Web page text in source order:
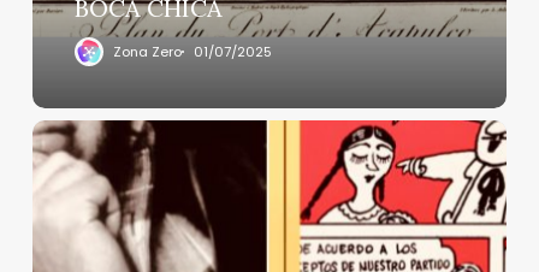
BOCA CHICA
Zona Zero 01/07/2025
DE
LA
DUDA
METÓDICA
DEL